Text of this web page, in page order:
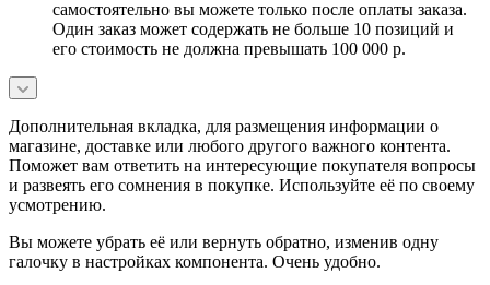
самостоятельно вы можете только после оплаты заказа.
Один заказ может содержать не больше 10 позиций и
его стоимость не должна превышать 100 000 р.
Дополнительная вкладка, для размещения информации о
магазине, доставке или любого другого важного контента.
Поможет вам ответить на интересующие покупателя вопросы
и развеять его сомнения в покупке. Используйте её по своему
усмотрению.
Вы можете убрать её или вернуть обратно, изменив одну
галочку в настройках компонента. Очень удобно.